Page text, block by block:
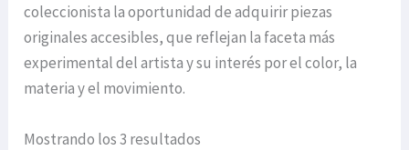
coleccionista la oportunidad de adquirir piezas
originales accesibles, que reflejan la faceta más
experimental del artista y su interés por el color, la
materia y el movimiento.
Mostrando los 3 resultados